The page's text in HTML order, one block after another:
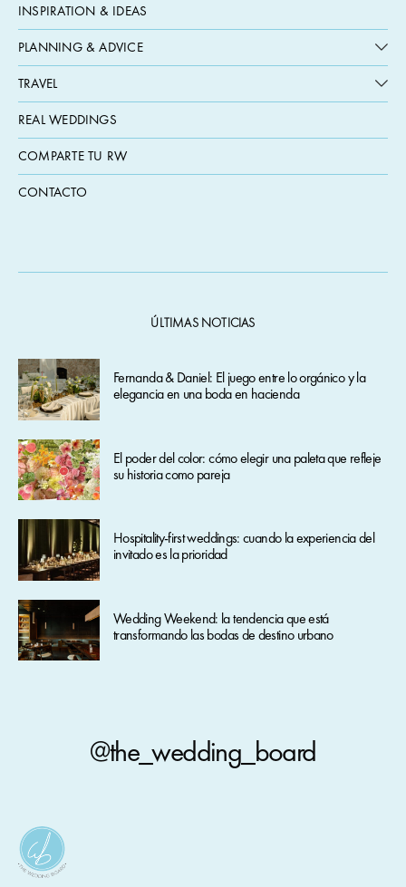
INSPIRATION & IDEAS
PLANNING & ADVICE
TRAVEL
REAL WEDDINGS
COMPARTE TU RW
CONTACTO
ÚLTIMAS NOTICIAS
Fernanda & Daniel: El juego entre lo orgánico y la
elegancia en una boda en hacienda
El poder del color: cómo elegir una paleta que refleje
su historia como pareja
Hospitality-first weddings: cuando la experiencia del
invitado es la prioridad
Wedding Weekend: la tendencia que está
transformando las bodas de destino urbano
@the_wedding_board